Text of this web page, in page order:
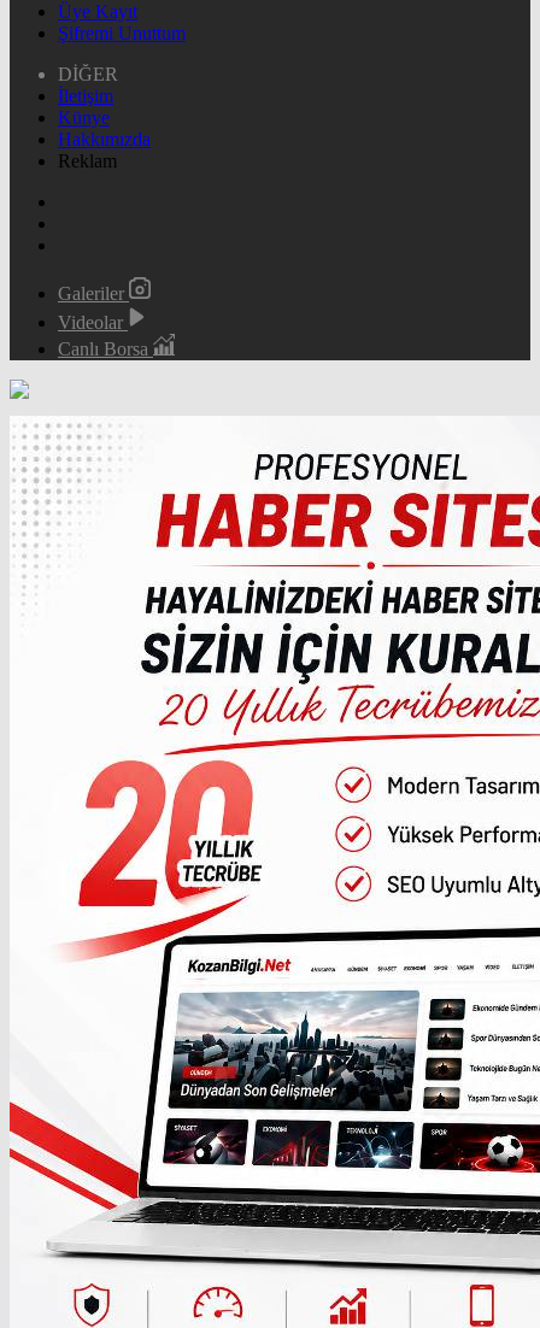
Üye Kayıt
Şifremi Unuttum
DİĞER
İletişim
Künye
Hakkımızda
Reklam
Galeriler
Videolar
Canlı Borsa